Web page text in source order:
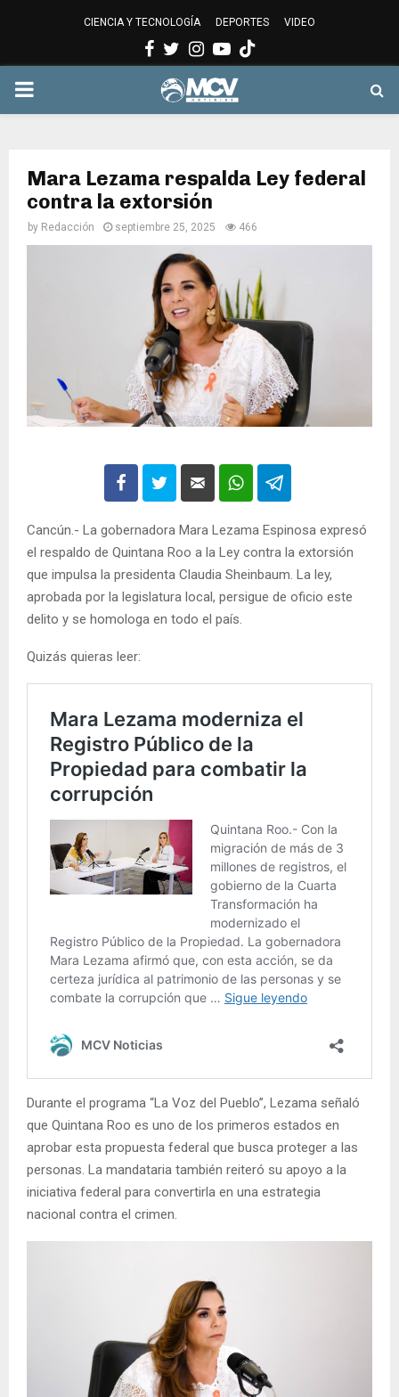
CIENCIA Y TECNOLOGÍA DEPORTES VIDEO
Facebook
Twitter
Instagram
Youtube
PRIMARY
Mara Lezama respalda Ley federal
contra la extorsión
by Redacción septiembre 25, 2025 466
Cancún.- La gobernadora Mara Lezama Espinosa expresó
el respaldo de Quintana Roo a la Ley contra la extorsión
que impulsa la presidenta Claudia Sheinbaum. La ley,
aprobada por la legislatura local, persigue de oficio este
delito y se homologa en todo el país.
Quizás quieras leer:
Durante el programa “La Voz del Pueblo”, Lezama señaló
que Quintana Roo es uno de los primeros estados en
aprobar esta propuesta federal que busca proteger a las
personas. La mandataria también reiteró su apoyo a la
iniciativa federal para convertirla en una estrategia
nacional contra el crimen.